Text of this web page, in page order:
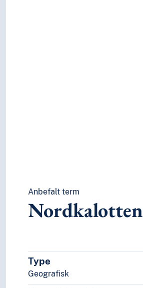
Anbefalt term
Nordkalotten
Type
Geografisk